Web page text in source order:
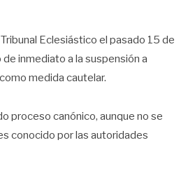
Eclesiástico el pasado 15 de
inmediato a la suspensión a
medida cautelar.
proceso canónico, aunque no se
conocido por las autoridades